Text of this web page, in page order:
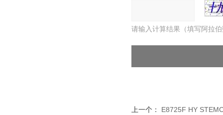
请输入计算结果（填写阿拉
上一个： E8725F HY